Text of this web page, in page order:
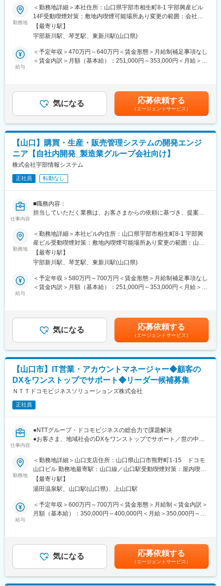
心にメンバみんなで支援して解決していっています。
変更の範囲：会社の定める業務
■業務概要
当社は製造業グループ会社向けに、財務会計・管理会計領域の基
幹システム（ERP）の設計、開発、運用、保守を担っています。
市販パッケージのカスタマイズやアドオン開発、また.Netフレー
ムワークを用いたスクラッチ開発により、お客様の多様なニーズ
に応じたシステム構築・維持管理を行います。
■業務詳細
Oracleなどの技術を活かし、会計領域システムの要件定義から実
装、運用まで幅広く担当。ユーザーとの直接折衝や課題解決を通
じて、実務を深く理解しながらシステムの最適化を推進します。
■扱うサービス
財務会計・管理会計システム（ERP）、市販パッケージのカスタ
マイズ、スクラッチ開発。
■組織構成
リーダー、エンジニアなど複数名体制。将来はリーダーやPMとし
て組織を牽引できる人材を目指せます。
■業務の魅力
主要顧客と直接やりとりし幅広い業種・業務知識と最新技術を習
得可能。上流～下流まで経験し、業務ノウハウやプロジェクト管
理力、コミュニケーション力を高められます。
メンターによるOJT、階層別・専門技術教育、資格取得支援など
充実した育成制度を用意。
■就業環境
フルフレックス制度やハイブリッドワーク可能、福利厚生・休暇
■キャリアパス
小規模案件での設計・開発から、将来的には中・大規模案件のPM
勤務地
＜勤務地詳細＞本社住所：山口県宇部市相生町8-1 宇部興産ビル
14F受動喫煙対策：敷地内喫煙可能場所あり変更の範囲：会社の
定める事業所
【最寄り駅】
宇部新川駅、琴芝駅、東新川駅(山口県)
給与
＜予定年収＞470万円～640万円＜賃金形態＞月給制補足事項なし
＜賃金内訳＞月額（基本給）：251,000円～353,000円＜月給＞
住宅手当、残業手当は含みません。賃金はあくまでも目安の金額
であり、選考を通じて上下する可能性があります。月給(月額)は固
定手当を含めた表記です。
気になる 応募依頼する
（エージェントサービス）
【山口】購買・生産・販売管理システムの開発エンジ
ニア【自社内開発_製造業グループ会社向け】
株式会社宇部情報システム
正社員 転勤なし
仕事内容
■職務内容：
担当していただく業務は、お客さまからの依頼に基づき、提案／
工程となります。
当社お客さまとなるUBE株式会社様およびグループ各社様が事業
継続するために必須となる「基幹システム」と呼ばれる事務系業
務システムの設計／開発／維持保守を行います。
UBE株式会社様では「販売・物流・購買・生産」といった領域に
おいてERPパッケージ利用や、周辺システムはスクラッチ開発で
の構築および維持管理を担います。
■部署について：
当グループは、UBE株式会社様やグループ会社様の販売・物流・
購買・生産といった業務システムを一手に担っており、業務ノウ
コミュニケ－ションを取りながら仕事ができます。
■部署で利用している言語：
スクラッチ開発の標準は ASP.NET, ASP.NET MVC、C#.NET、
VB.NETとなりますが、顧客希望や現行の保守システムにより様々
です。.NET系言語が主となります。
基幹システム SAPの場合は、ABAPを使用しての開発が主となり
また、必要に応じて、Python、PowerAutomate、Power Apps を
つかってツール作成などを行っております。
■部署で利用している環境・ツール：
◎Windows（サーバ、クライアント）
◎統合環境：Visual Studio
◎Web サーバ：Internet Information Server
◎リモートツール：WebEX、MS Teams
◎DBツール：SQL Server Management Studio、SI
変更の範囲：当社業務全般
勤務地
＜勤務地詳細＞本社ビル内住所：山口県宇部市相生町8-1 宇部興
産ビル受動喫煙対策：敷地内喫煙可能場所あり変更の範囲：山口
本社・東京本社・大阪オフィス・福岡オフィス・福岡Lab
【最寄り駅】
宇部新川駅、琴芝駅、東新川駅(山口県)
給与
＜予定年収＞580万円～700万円＜賃金形態＞月給制補足事項なし
＜賃金内訳＞月額（基本給）：251,000円～353,000円＜月給＞
宅手当、残業手当は含みません※具体的には前職での経験／能力に
基づき決定します※その他手当：子ども手当、早出残業手当、休日
勤務手当、公的資格取得一時金賃金はあくまでも目安の金額であ
り、選考を通じて上下する可能性があります。月給(月額)は固定手
当を含めた表記です。
気になる 応募依頼する
（エージェントサービス）
【山口市】IT営業・アカウントマネージャー◆顧客の
DXをワンストップでサポート◆リーダー候補募集
ＮＴＴドコモビジネスソリューションズ株式会社
正社員
仕事内容
●NTTグループ・ドコモビジネスの総合力で課題解決
●お客さま、地域社会のDXをワンストップでサポート／世の中に
●フルフレックス可／土日祝休／年間休日123日
■職務詳細：
〇山口エリア企業へのコンサルティング型営業です。
〇受注・収益の拡大に向け、既存顧客への深耕営業の展開や新規
リード創出に取り組みます。
〇主な提案商材・サービスは、モバイル通信・固定通信・クラウ
〇チーム内でキャリアが浅い方をサポートし、チームとしての業
務推進を実施いただきます。
勤務地
＜勤務地詳細＞山口支店住所：山口県山口市熊野町1-15 ドコモ
山口ビル 勤務地最寄駅：山口線／山口駅受動喫煙対策：屋内喫煙
可能場所あり変更の範囲：会社の定める事業所（リモートワーク
含む）
【最寄り駅】
湯田温泉駅、山口駅(山口県)、上山口駅
給与
＜予定年収＞600万円～700万円＜賃金形態＞月給制＜賃金内訳＞
月額（基本給）：350,000円～400,000円＜月給＞350,000円～
通じて上下する可能性があります。月給(月額)は固定手当を含めた
表記です。気になる 応募依頼する
（エージェントサービス）